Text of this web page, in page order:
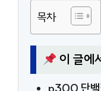
목차
이 글에
p300 단백